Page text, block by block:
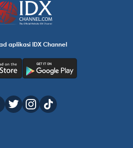
aplikasi IDX Channel